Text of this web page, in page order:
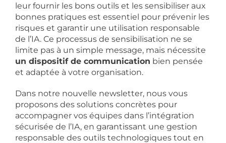
leur fournir les bons outils et les sensibiliser aux
bonnes pratiques est essentiel pour prévenir les
risques et garantir une utilisation responsable
de l’IA. Ce processus de sensibilisation ne se
limite pas à un simple message, mais nécessite
un dispositif de communication bien pensée
et adaptée à votre organisation.
Dans notre nouvelle newsletter, nous vous
proposons des solutions concrètes pour
accompagner vos équipes dans l’intégration
sécurisée de l’IA, en garantissant une gestion
responsable des outils technologiques tout en